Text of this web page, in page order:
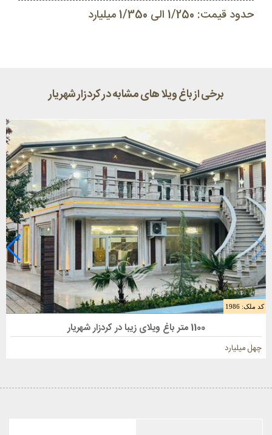
حدود قیمت: 1/250 الی 1/350 میلیارد
برخی از باغ ویلا های مشابه در کردزار شهریار
کد ملک: 1986
فروش باغ ویلا 1100 متری در شهریار1100 متر باغ ویلای زیبا در کردزار شهریار
چهل میلیارد